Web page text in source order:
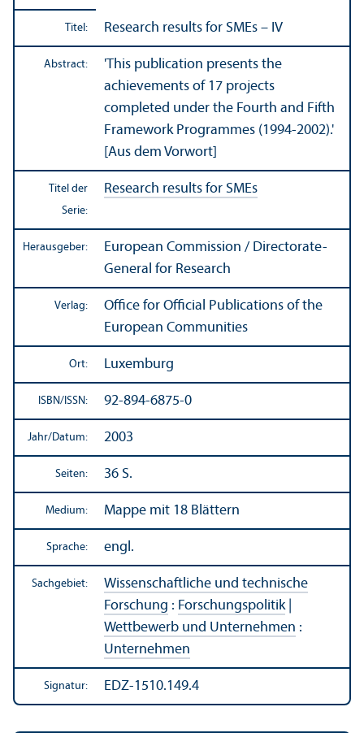
Titel: Research results for SMEs – IV
Abstract:
'This publication presents the
achievements of 17 projects
completed under the Fourth and Fifth
Framework Programmes (1994-2002).'
[Aus dem Vorwort]
Titel der
Serie:
Research results for SMEs
Herausgeber:
European Commission / Directorate-
General for Research
Verlag:
Office for Official Publications of the
European Communities
Ort: Luxemburg
ISBN/ ISSN: 92-894-6875-0
Jahr/Datum: 2003
Seiten: 36 S.
Medium: Mappe mit 18 Blättern
Sprache: engl.
Sachgebiet:
Wissenschaft­liche und technische
Forschung : Forschungs­politik|
Wettbewerb und Unter­nehmen :
Unter­nehmen
Signatur: EDZ-1510.149.4